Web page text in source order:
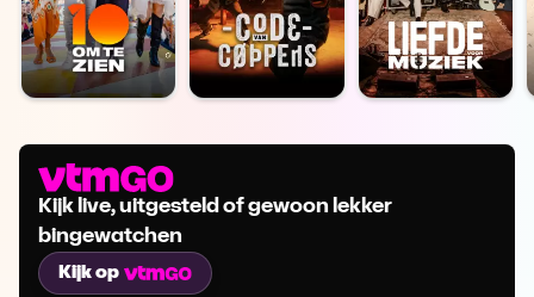
Kijk live, uitgesteld of gewoon lekker
bingewatchen
Kijk op